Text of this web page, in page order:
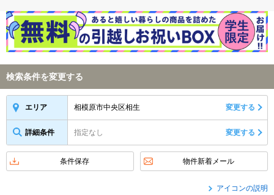
検索条件を変更する
エリア 相模原市中央区相生 変更する
詳細条件 指定なし 変更する
条件保存 物件新着メール
アイコンの説明